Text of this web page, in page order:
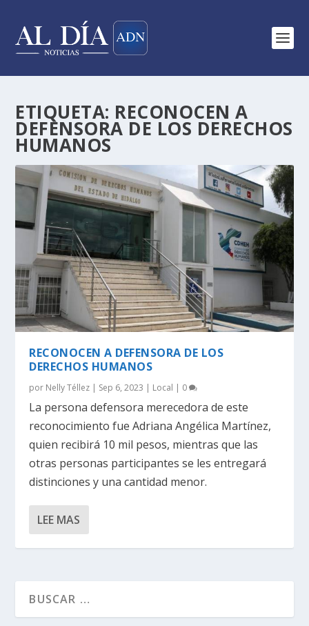
ETIQUETA: RECONOCEN A
DEFENSORA DE LOS DERECHOS
HUMANOS
RECONOCEN A DEFENSORA DE LOS
DERECHOS HUMANOS
por Nelly Téllez | Sep 6, 2023 | Local | 0
La persona defensora merecedora de este
reconocimiento fue Adriana Angélica Martínez,
quien recibirá 10 mil pesos, mientras que las
otras personas participantes se les entregará
distinciones y una cantidad menor.
LEE MAS